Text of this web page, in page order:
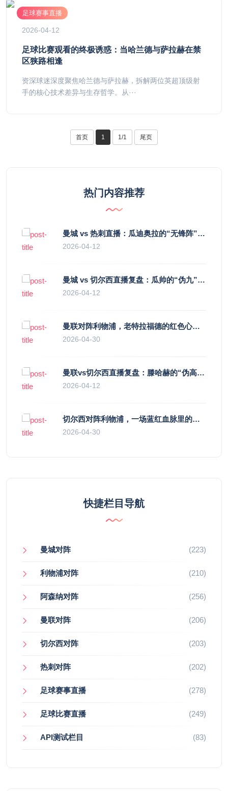
足球赛事直播
2026-04-12
足球比赛观看的终极诱惑：当哈兰德与萨拉赫在禁
区狭路相逢
资深球迷深度聚焦哈兰德与萨拉赫，拆解两位英超顶级射
手的核心技术差异与生存哲学。从···
首页 1 1/1 尾页
热门内容推荐
曼城 vs 热刺直播：瓜迪奥拉的“无锋阵”是天才设计还是自废武功？
2026-04-12
曼城 vs 切尔西直播复盘：瓜帅的“伪九”陷阱，如何绞杀蓝军的“三中卫”？
2026-04-12
曼联对阵利物浦，老特拉福德的红色心跳与蓝色暗涌
2026-04-30
曼联vs切尔西直播复盘：滕哈赫的“伪高位”与波切蒂诺的“无锋阵”，谁更拧巴？
2026-04-12
切尔西对阵利物浦，一场蓝红血脉里的恩怨与忠诚
2026-04-30
快捷栏目导航
曼城对阵 (223)
利物浦对阵 (210)
阿森纳对阵 (256)
曼联对阵 (206)
切尔西对阵 (203)
热刺对阵 (202)
足球赛事直播 (278)
足球比赛直播 (249)
API测试栏目 (83)